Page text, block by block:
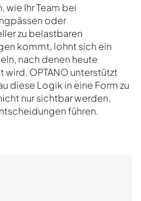
wie Ihr Team bei
oder
zu belastbaren
kommt, lohnt sich ein
nach denen heute
OPTANO unterstützt
diese Logik in eine Form zu
nur sichtbar werden,
führen.